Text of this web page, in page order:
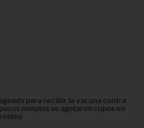
para recibir la vacuna contra
minutos se agotaron cupos en